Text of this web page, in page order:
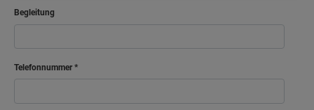
Begleitung
Telefonnummer